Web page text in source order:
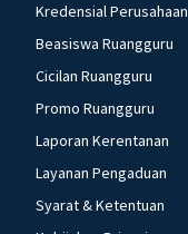
Kredensial Perusahaan
Beasiswa Ruangguru
Cicilan Ruangguru
Promo Ruangguru
Laporan Kerentanan
Layanan Pengaduan
Syarat & Ketentuan